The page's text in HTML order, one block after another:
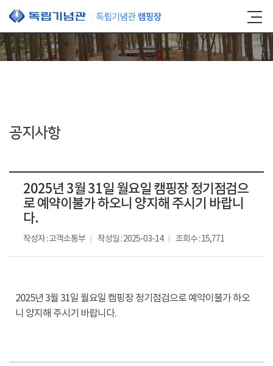
본문 바로가기
공지사항
2025년 3월 31일 월요일 캠핑장 정기점검으
로 예약이불가 하오니 양지해 주시기 바랍니
다.
작성자 : 고객소통부 작성일 : 2025-03-14 조회수 : 15,771
2025년 3월 31일 월요일 캠핑장 정기점검으로 예약이불가 하오
니 양지해 주시기 바랍니다.